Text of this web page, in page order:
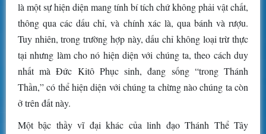
là một sự hiện diện mang tính bí tích chứ không phải vật chất,
thông qua các dấu chỉ, và chính xác là, qua bánh và rượu.
Tuy nhiên, trong trường hợp này, dấu chỉ không loại trừ thực
tại nhưng làm cho nó hiện diện với chúng ta, theo cách duy
nhất mà Đức Kitô Phục sinh, đang sống “trong Thánh
Thần,” có thể hiện diện với chúng ta chừng nào chúng ta còn
ở trên đất này.
Một bậc thầy vĩ đại khác của linh đạo Thánh Thể Tây